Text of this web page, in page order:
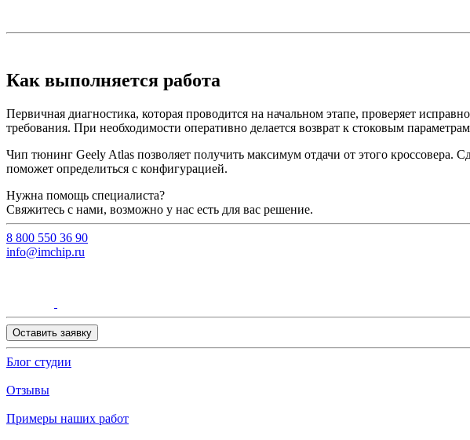
Как выполняется работа
Первичная диагностика, которая проводится на начальном этапе, проверяет
требования. При необходимости оперативно делается возврат к стоковым
Чип тюнинг Geely Atlas позволяет получить максимум отдачи от этого кроссовера.
поможет определиться с конфигурацией.
Нужна помощь специалиста?
Свяжитесь с нами, возможно у нас есть для вас решение.
8 800 550 36 90
info@imchip.ru
Оставить заявку
Блог студии
Отзывы
Примеры наших работ